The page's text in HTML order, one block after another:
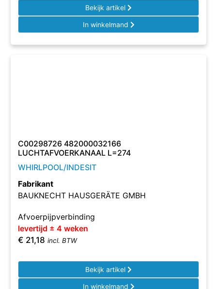
Bekijk artikel
In winkelmand
C00298726 482000032166
LUCHTAFVOERKANAAL L=274
WHIRLPOOL/INDESIT
Fabrikant
BAUKNECHT HAUSGERÄTE GMBH
Afvoerpijpverbinding
levertijd ± 4 weken
€ 21,18 incl. BTW
Bekijk artikel
In winkelmand